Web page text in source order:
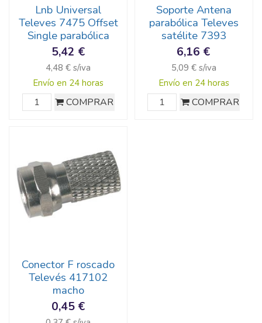
Lnb Universal
Televes 7475 Offset
Single parabólica
5,42 €
4,48 € s/iva
Envío en 24 horas
COMPRAR
Soporte Antena
parabólica Televes
satélite 7393
6,16 €
5,09 € s/iva
Envío en 24 horas
COMPRAR
Conector F roscado
Televés 417102
macho
0,45 €